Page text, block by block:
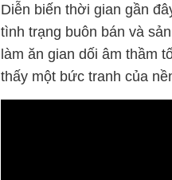
Diễn biến thời gian gần
tình trạng buôn bán và
làm ăn gian dối âm thầm
thấy một bức tranh của